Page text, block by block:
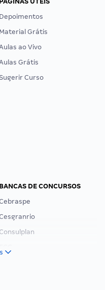
Depoimentos
Material Grátis
ao Vivo
Grátis
Curso
BANCAS DE CONCURSOS
Consulplan